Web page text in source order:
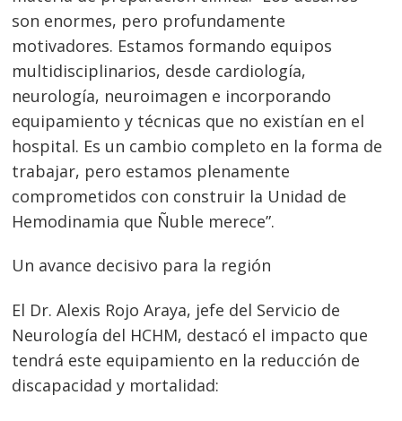
son enormes, pero profundamente
motivadores. Estamos formando equipos
multidisciplinarios, desde cardiología,
neurología, neuroimagen e incorporando
equipamiento y técnicas que no existían en el
hospital. Es un cambio completo en la forma de
trabajar, pero estamos plenamente
comprometidos con construir la Unidad de
Hemodinamia que Ñuble merece”.
Un avance decisivo para la región
El Dr. Alexis Rojo Araya, jefe del Servicio de
Neurología del HCHM, destacó el impacto que
tendrá este equipamiento en la reducción de
discapacidad y mortalidad:
Navegación
de